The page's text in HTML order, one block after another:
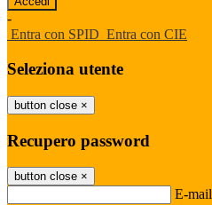
-
Entra con SPID Entra con CIE
Seleziona utente
button close ×
Recupero password
button close ×
E-mail